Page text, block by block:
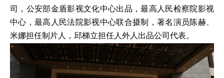
司，公安部金盾影视文化中心出品，最高人民检察院影视
中心，最高人民法院影视中心联合摄制，著名演员陈赫、
米娜担任制片人，邱梯立担任人外人出品公司代表。